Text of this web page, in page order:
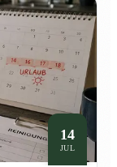
14
JUL